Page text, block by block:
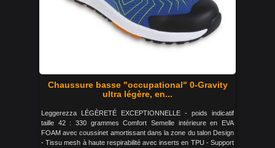
Chaussure basse "occupational" 0-Gravity
ultra légère, en...
Leggerezza LÉGÈRETÉ EXCEPTIONNELLE - poids indicatif
taille 42 : 330 grammes Comfort Semelle intérieure en EVA
FOAM avec coussinet amortissant dans la zone du talon Design
- Tissu mesh à haute respirabilité avec inserts en TPU - Support